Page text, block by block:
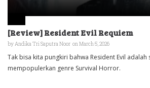
[Review] Resident Evil Requiem
by Andika Tri Saputra Noor on March 5, 2026
Tak bisa kita pungkiri bahwa Resident Evil
mempopulerkan genre Survival Horror.